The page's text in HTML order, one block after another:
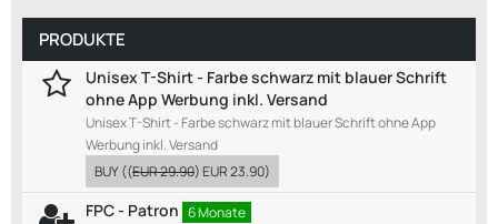
PRODUKTE
Unisex T-Shirt - Farbe schwarz mit blauer Schrift
ohne App Werbung inkl. Versand
Unisex T-Shirt - Farbe schwarz mit blauer Schrift ohne App
Werbung inkl. Versand
BUY((EUR 29.90)EUR 23.90)
FPC - Patron 6 Monate